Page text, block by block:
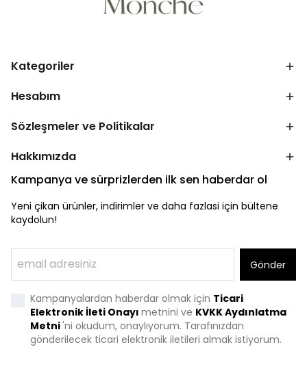
Kategoriler
Hesabım
Sözleşmeler ve Politikalar
Hakkımızda
Kampanya ve sürprizlerden ilk sen haberdar ol
Yeni çikan ürünler, indirimler ve daha fazlasi için bültene
kaydolun!
Gönder
Kampanyalardan haberdar olmak için Ticari
Elektronik İleti Onayı metnini ve KVKK Aydınlatma
Metni'ni okudum, onaylıyorum. Tarafınızdan
gönderilecek ticari elektronik iletileri almak istiyorum.